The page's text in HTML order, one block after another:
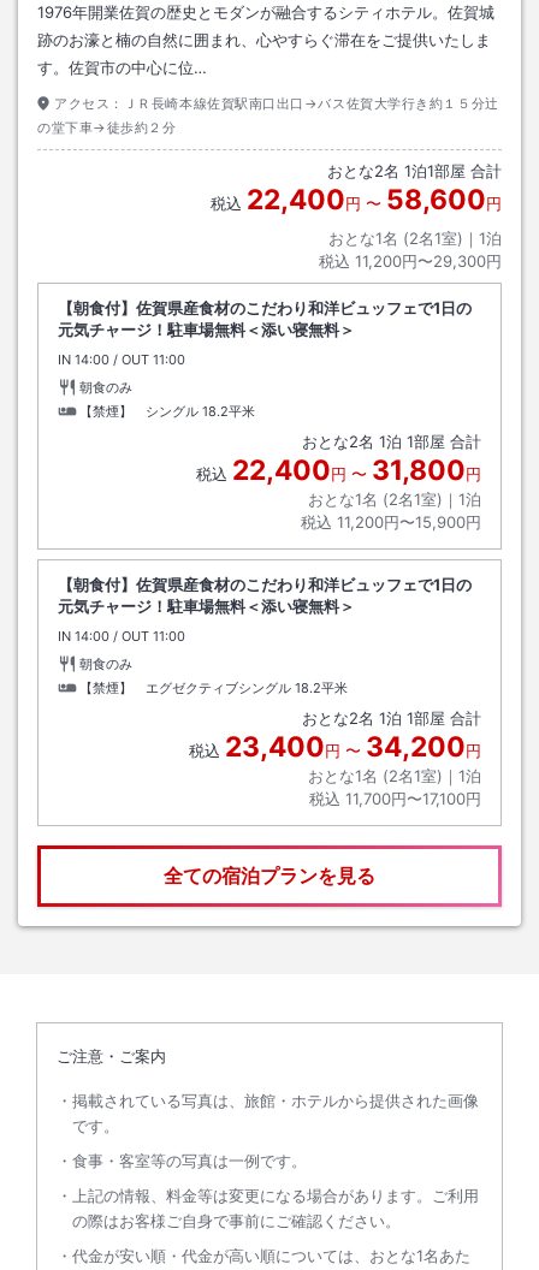
1976年開業佐賀の歴史とモダンが融合するシティホテル。佐賀城
跡のお濠と楠の自然に囲まれ、心やすらぐ滞在をご提供いたしま
す。佐賀市の中心に位…
アクセス：
ＪＲ長崎本線佐賀駅南口出口→バス佐賀大学行き約１５分辻
の堂下車→徒歩約２分
おとな2名 1泊1部屋 合計
税込 22,400円 〜 58,600円
おとな1名 (2名1室)｜ 1泊
税込 11,200円〜29,300円
【朝食付】佐賀県産食材のこだわり和洋ビュッフェで1日の
元気チャージ！駐車場無料＜添い寝無料＞
IN チェックイン
14:00 / OUT チェックアウト
11:00
朝食のみ
【禁煙】 シングル 18.2平米
おとな2名 1泊 1部屋 合計
税込 22,400円 〜 31,800円
おとな1名 (2名1室)｜ 1泊
税込 11,200円〜15,900円
【朝食付】佐賀県産食材のこだわり和洋ビュッフェで1日の
元気チャージ！駐車場無料＜添い寝無料＞
IN チェックイン
14:00 / OUT チェックアウト
11:00
朝食のみ
【禁煙】 エグゼクティブシングル 18.2平米
おとな2名 1泊 1部屋 合計
税込 23,400円 〜 34,200円
おとな1名 (2名1室)｜ 1泊
税込 11,700円〜17,100円
全ての宿泊プランを見る
ご注意・ご案内
掲載されている写真は、旅館・ホテルから提供された画像
です。
食事・客室等の写真は一例です。
上記の情報、料金等は変更になる場合があります。ご利用
の際はお客様ご自身で事前にご確認ください。
代金が安い順・代金が高い順については、おとな1名あた